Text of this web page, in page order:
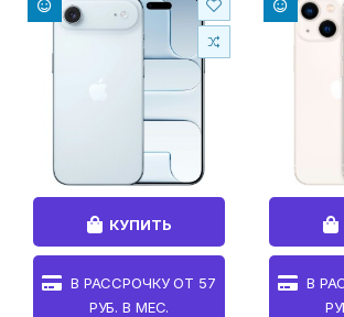
КУПИТЬ
В РАССРОЧКУ ОТ 57
РУБ. В МЕС.
В